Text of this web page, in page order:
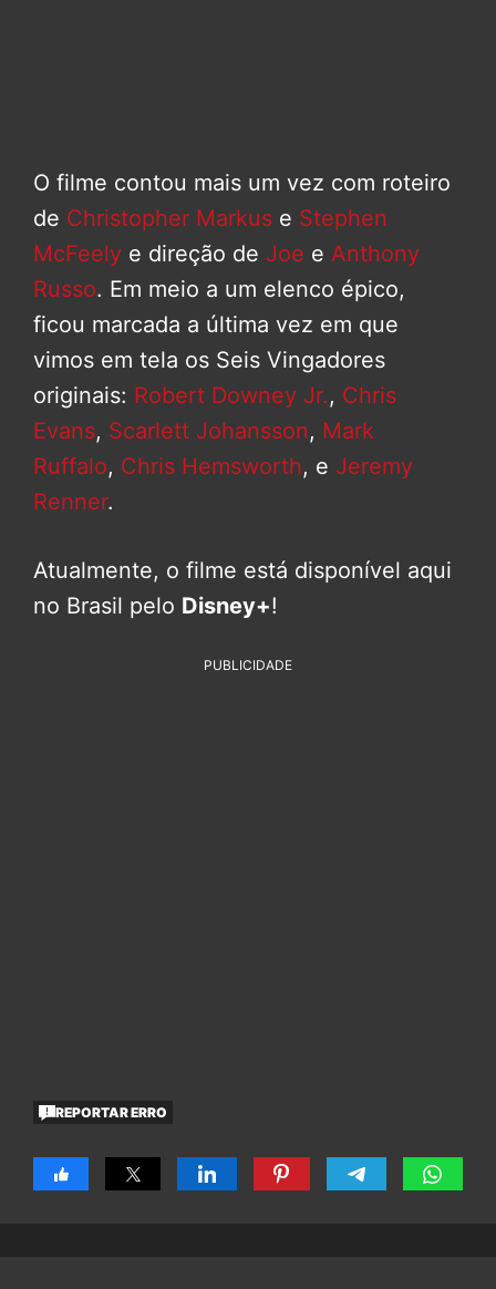
O filme contou mais um vez com roteiro
de Christopher Markus e Stephen
McFeely e direção de Joe e Anthony
Russo. Em meio a um elenco épico,
ficou marcada a última vez em que
vimos em tela os Seis Vingadores
originais: Robert Downey Jr., Chris
Evans, Scarlett Johansson, Mark
Ruffalo, Chris Hemsworth, e Jeremy
Renner.
Atualmente, o filme está disponível aqui
no Brasil pelo Disney+!
PUBLICIDADE
REPORTAR ERRO